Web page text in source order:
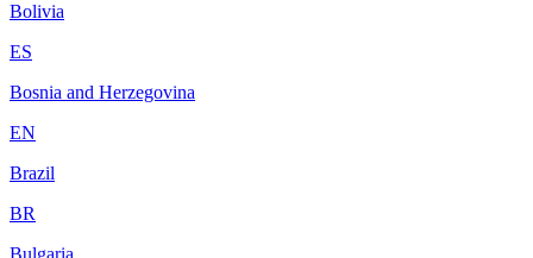
Bolivia
ES
Bosnia and Herzegovina
EN
Brazil
BR